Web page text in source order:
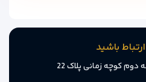
باشید
دوم کوچه زمانی پلاک 22